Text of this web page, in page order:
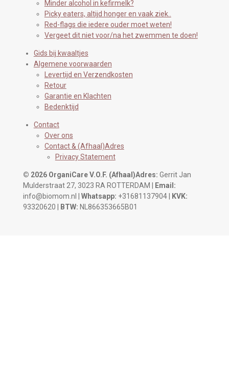
Minder alcohol in kefirmelk?
Picky eaters, altijd honger en vaak ziek..
Red-flags die iedere ouder moet weten!
Vergeet dit niet voor/na het zwemmen te doen!
Gids bij kwaaltjes
Algemene voorwaarden
Levertijd en Verzendkosten
Retour
Garantie en Klachten
Bedenktijd
Contact
Over ons
Contact & (Afhaal)Adres
Privacy Statement
© 2026 OrganiCare V.O.F. (Afhaal)Adres: Gerrit Jan
Mulderstraat 27, 3023 RA ROTTERDAM |
Email:
info@biomom.nl | Whatsapp: +31681137904 |
KVK:
93320620 |
BTW: NL866353665B01